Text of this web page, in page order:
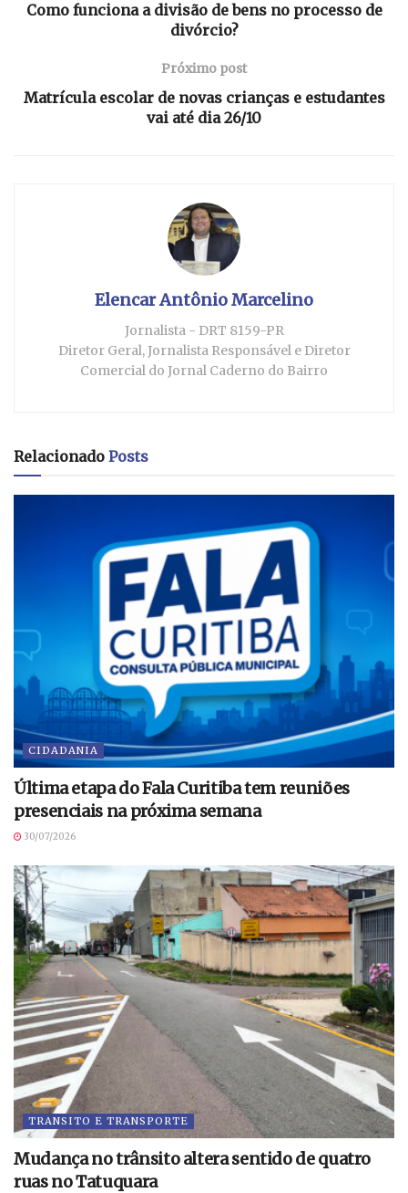
Como funciona a divisão de bens no processo de
divórcio?
Próximo post
Matrícula escolar de novas crianças e estudantes
vai até dia 26/10
Elencar Antônio Marcelino
Jornalista - DRT 8159-PR
Diretor Geral, Jornalista Responsável e Diretor
Comercial do Jornal Caderno do Bairro
Relacionado Posts
CIDADANIA
Última etapa do Fala Curitiba tem reuniões
presenciais na próxima semana
30/07/2026
TRANSITO E TRANSPORTE
Mudança no trânsito altera sentido de quatro
ruas no Tatuquara